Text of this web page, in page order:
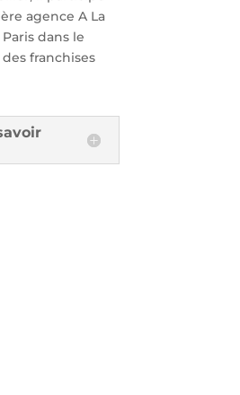
agence A La
dans le
franchises